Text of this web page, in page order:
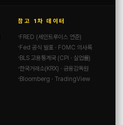
참고 1차 데이터
FRED (세인트루이스 연준)
Fed 공식 발표 · FOMC 의사록
BLS 고용통계국 (CPI · 실업률)
한국거래소(KRX) · 금융감독원
Bloomberg · TradingView